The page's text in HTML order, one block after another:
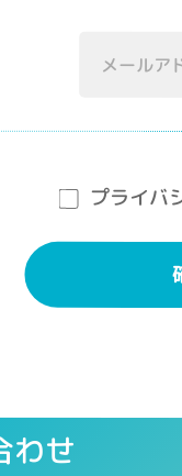
プライバ
わせ